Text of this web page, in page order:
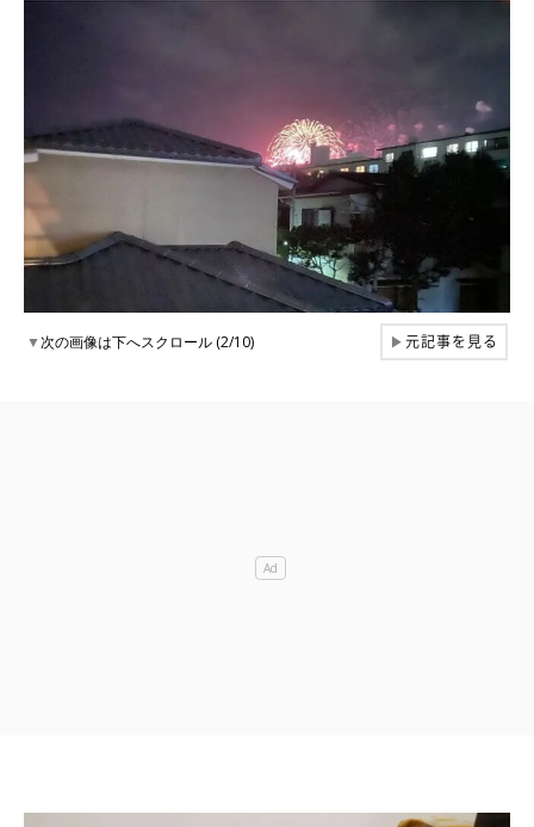
▼次の画像は下へスクロール (2/10) ▶元記事を見る